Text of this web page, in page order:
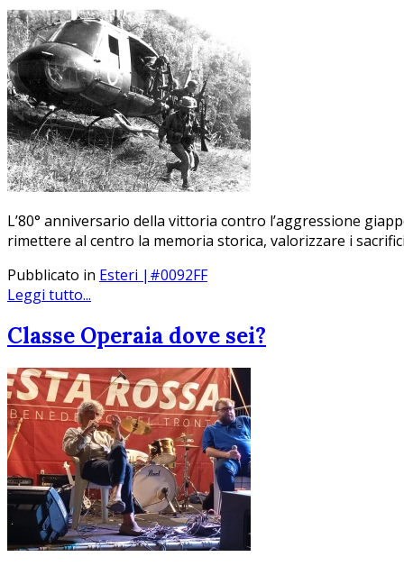
L’80° anniversario della vittoria contro l’aggressione
rimettere al centro la memoria storica, valorizzare i
Pubblicato in Esteri |#0092FF
Leggi tutto...
Classe Operaia dove sei?